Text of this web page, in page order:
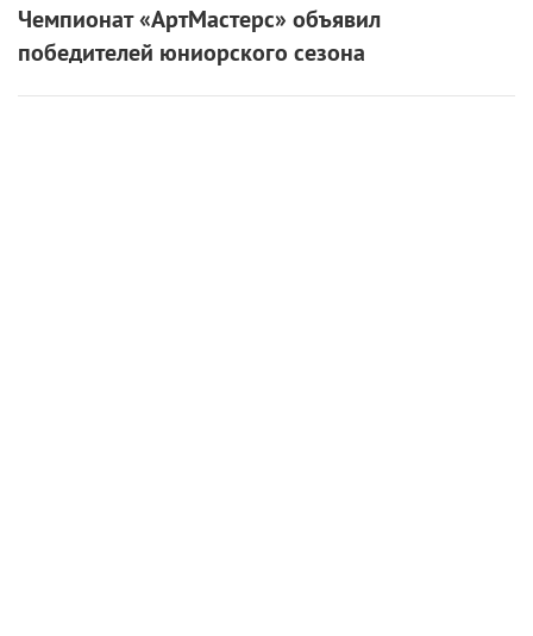
Чемпионат «АртМастерс» объявил
победителей юниорского сезона